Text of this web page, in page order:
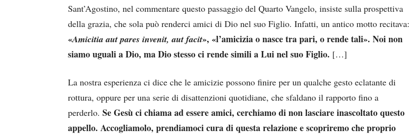
Sant’Agostino, nel commentare questo passaggio del Quarto Vangelo, insiste sulla prospettiva
della grazia, che sola può renderci amici di Dio nel suo Figlio. Infatti, un antico motto recitava:
«Amicitia aut pares invenit, aut facit», «l’amicizia o nasce tra pari, o rende tali». Noi non
siamo uguali a Dio, ma Dio stesso ci rende simili a Lui nel suo Figlio. […]
La nostra esperienza ci dice che le amicizie possono finire per un qualche gesto eclatante di
rottura, oppure per una serie di disattenzioni quotidiane, che sfaldano il rapporto fino a
perderlo. Se Gesù ci chiama ad essere amici, cerchiamo di non lasciare inascoltato questo
appello. Accogliamolo, prendiamoci cura di questa relazione e scopriremo che proprio